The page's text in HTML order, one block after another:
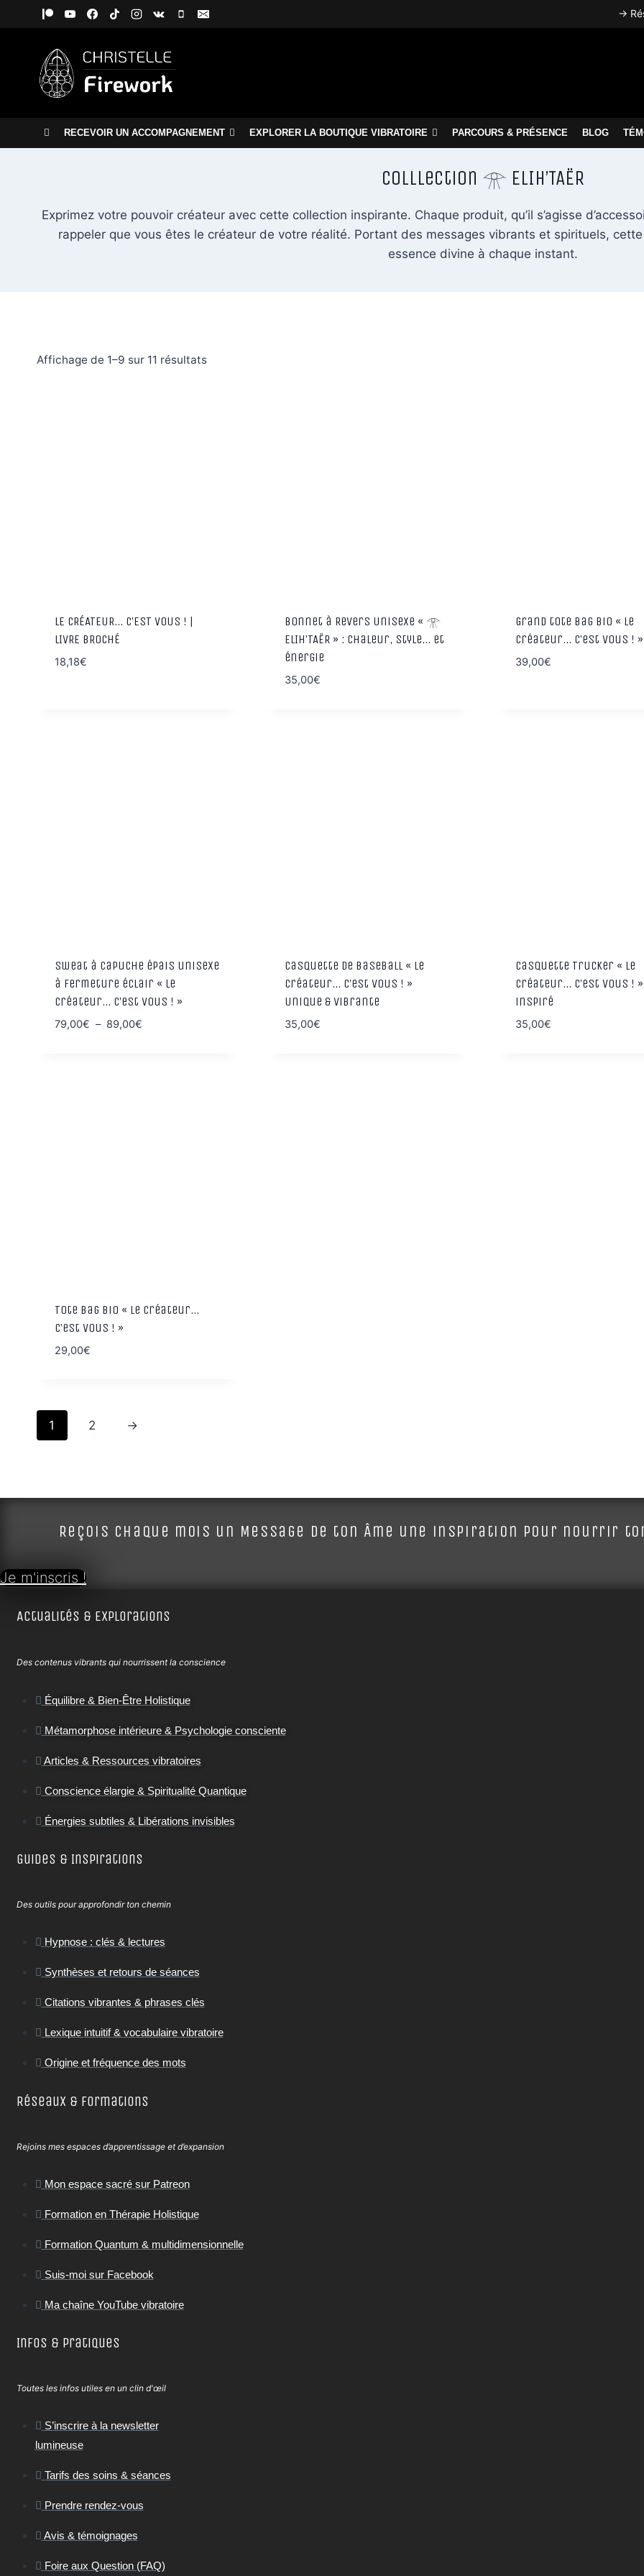
→
RECEVOIR UN ACCOMPAGNEMENT EXPLORER LA BOUTIQUE VIBRATOIRE PARCOURS & PRÉSENCE BLOG
Colllection 𓁿 ELIH’TAËR
Exprimez votre pouvoir créateur avec cette collection inspirante. Chaque produit, qu’il s’agisse
rappeler que vous êtes le créateur de votre réalité. Portant des messages vibrants et spirituels,
essence divine à chaque instant.
Affichage de 1–9 sur 11 résultatsTrié
LE CRÉATEUR… C’EST VOUS ! |
LIVRE BROCHÉ
18,18€
Bonnet à Revers Unisexe « 𓁿
ELIH’TAËR » : Chaleur, style… et
énergie
35,00€
Grand tote bag bio « Le
Créateur… C’est vous ! »
39,00€
Sweat à capuche épais unisexe
à fermeture éclair « Le
Créateur… C’est vous ! »
79,00€ – 89,00€Plage
Casquette de Baseball « Le
Créateur… C’est vous ! »
Unique & vibrante
35,00€
Casquette Trucker « Le
Créateur… C’est vous !
inspiré
35,00€
Tote Bag Bio « Le Créateur…
C’est vous ! »
29,00€
1 2 →
Reçois chaque mois un Message de ton Âme une inspiration pour nourrir
Je m'inscris !
Actualités & Explorations
Des contenus vibrants qui nourrissent la conscience
Équilibre & Bien-Être Holistique
Métamorphose intérieure & Psychologie consciente
Articles & Ressources vibratoires
Conscience élargie & Spiritualité Quantique
Énergies subtiles & Libérations invisibles
Guides & Inspirations
Des outils pour approfondir ton chemin
Hypnose : clés & lectures
Synthèses et retours de séances
Citations vibrantes & phrases clés
Lexique intuitif & vocabulaire vibratoire
Origine et fréquence des mots
Réseaux & Formations
Rejoins mes espaces d’apprentissage et d’expansion
Mon espace sacré sur Patreon
Formation en Thérapie Holistique
Formation Quantum & multidimensionnelle
Suis-moi sur Facebook
Ma chaîne YouTube vibratoire
Infos & Pratiques
Toutes les infos utiles en un clin d'œil
S’inscrire à la newsletter
lumineuse
Tarifs des soins & séances
Prendre rendez-vous
Avis & témoignages
Foire aux Question (FAQ)